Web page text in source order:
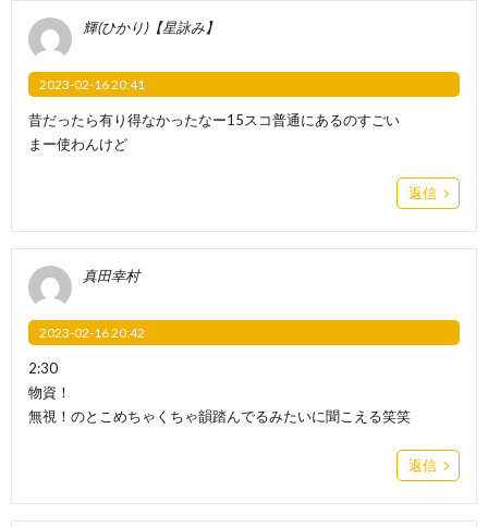
輝(ひかり)【星詠み】
2023-02-16 20:41
昔だったら有り得なかったなー15スコ普通にあるのすごい
まー使わんけど
返信
真田幸村
2023-02-16 20:42
2:30
物資！
無視！のとこめちゃくちゃ韻踏んでるみたいに聞こえる笑笑
返信